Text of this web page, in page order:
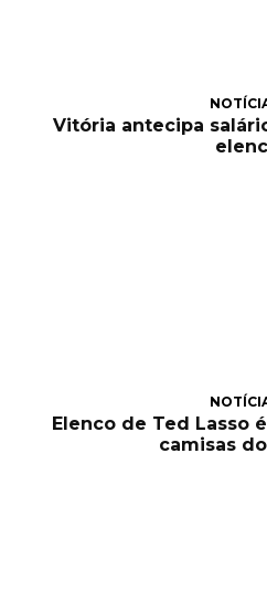
Vitória antecipa
Elenco de Ted Lasso
camisas